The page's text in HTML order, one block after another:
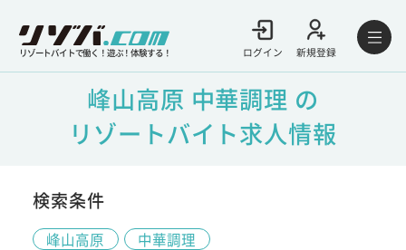
リゾートバイトで働く！遊ぶ！体験する！ ログイン 新規登録
峰山高原 中華調理 の
リゾートバイト求人情報
検索条件
峰山高原 中華調理